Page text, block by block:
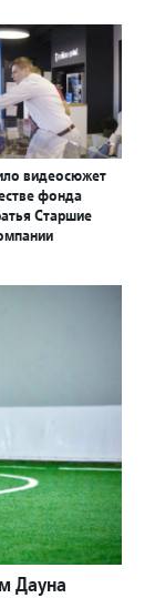
видеосюжет
фонда
Старшие
Дауна